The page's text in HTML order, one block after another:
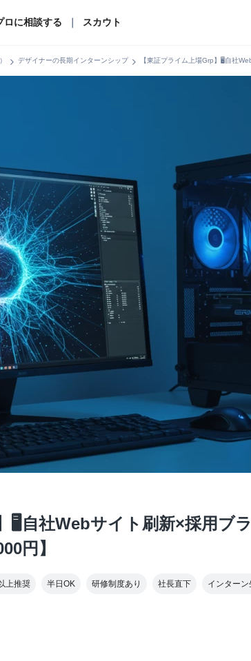
ロに相談する スカウト
chevron_right デザイナーの長期インターンシップchevron_right 【東証プライム上場Grp】🖥自社
🖥自社Webサイト刷新×採用ブ
円】
上推奨 半日OK 研修制度あり 社長直下 インター